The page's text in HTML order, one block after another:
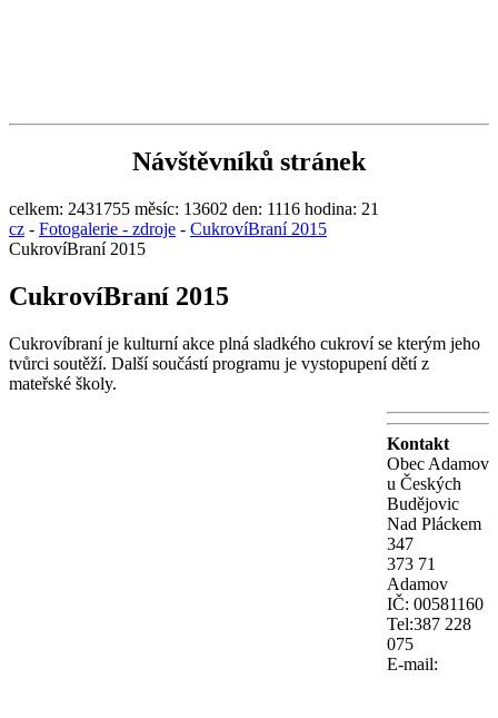
Návštěvníků stránek
celkem: 2431755 měsíc: 13602 den: 1116 hodina: 21
cz - Fotogalerie - zdroje - CukrovíBraní 2015
CukrovíBraní 2015
CukrovíBraní 2015
Cukrovíbraní je kulturní akce plná sladkého cukroví se kterým jeho
tvůrci soutěží. Další součástí programu je vystopupení dětí z
mateřské školy.
Kontakt
Obec Adamov
u Českých
Budějovic
Nad Pláckem
347
373 71
Adamov
IČ: 00581160
Tel:387 228
075
E-mail: